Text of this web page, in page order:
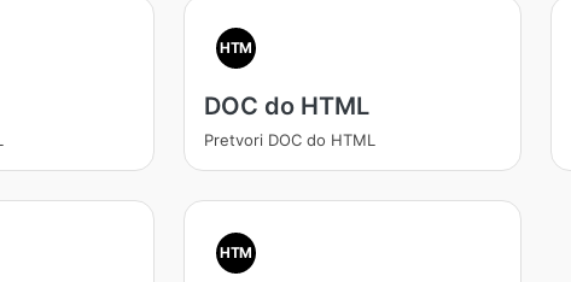
HTM
DOC do HTML
Pretvori DOC do HTML
HTM